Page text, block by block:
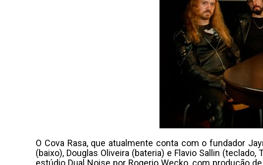
O Cova Rasa, que atualmente conta com o fundador
(baixo), Douglas Oliveira (bateria) e Flavio Sallin
estúdio Dual Noise por Rogerio Wecko, com produção